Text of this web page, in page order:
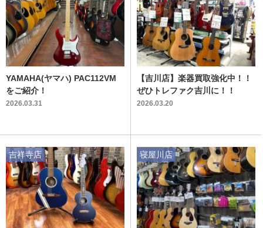
YAMAHA(ヤマハ) PAC112VM
をご紹介！
2026.03.31
【吉川店】楽器買取強化中！！
ぜひトレファク吉川に！！
2026.03.20
吉祥寺店 寝屋川店